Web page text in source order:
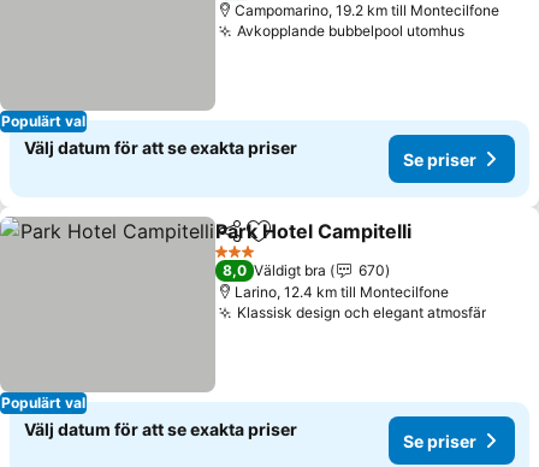
Populärt val
Campomarino, 19.2 km till Montecilfone
Avkopplande bubbelpool utomhus
Välj datum för att se exakta priser
Se priser
Populärt val
Dela Lägg till i Mina Favoriter
Park Hotel Campitelli
3 Stjärnor
8,0 Väldigt bra
670
Larino, 12.4 km till Montecilfone
Klassisk design och elegant atmosfär
Välj datum för att se exakta priser
Se priser